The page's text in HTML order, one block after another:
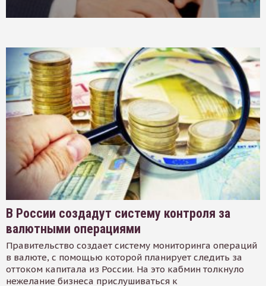
В России создадут систему контроля за
валютными операциями
Правительство создает систему мониторинга операций
в валюте, с помощью которой планирует следить за
оттоком капитала из России. На это кабмин толкнуло
нежелание бизнеса прислушиваться к